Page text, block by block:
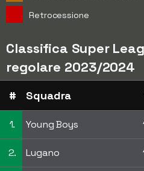
Retrocessione
Classifica Super
regolare 2023/2024
# Squadra
1. Young Boys
2. Lugano